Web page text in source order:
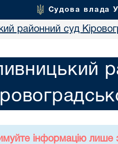
Судова влада
районний суд
інформацію лише